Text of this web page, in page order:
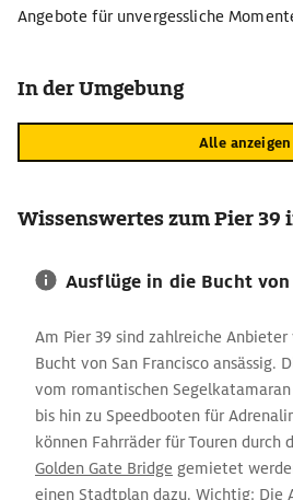
Angebote für unvergessliche
In der Umgebung
Alle anzeigen
Wissenswertes zum Pier 39
Ausflüge in die Bucht von
Am Pier 39 sind zahlreiche
Bucht von San Francisco ansässig.
vom romantischen Segelkatamaran
bis hin zu Speedbooten für
können Fahrräder für Touren durch
Golden Gate Bridge gemietet
einen Stadtplan dazu. Wichtig: Die